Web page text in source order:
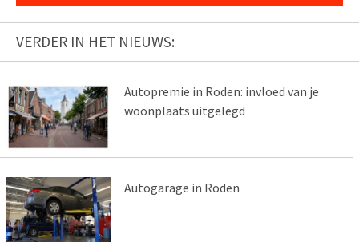
VERDER IN HET NIEUWS:
Autopremie in Roden: invloed van je
woonplaats uitgelegd
Autogarage in Roden